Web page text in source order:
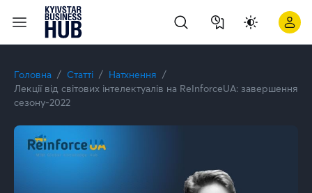
Головна Статті
Натхнення
Лекції від світових інтелектуалів на ReІnforceUA: завершення
сезону-2022
5 документальних фільмів про технології, бізнес і